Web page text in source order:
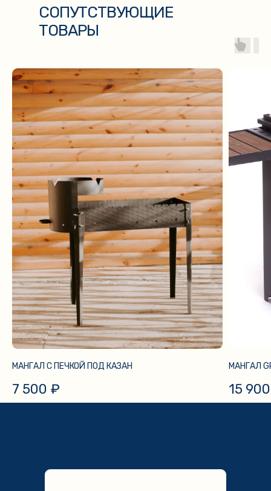
СОПУТСТВУЮЩИЕ
ТОВАРЫ
МАНГАЛ С ПЕЧКОЙ ПОД КАЗАН
7 500 ₽
МАНГАЛ
15 900